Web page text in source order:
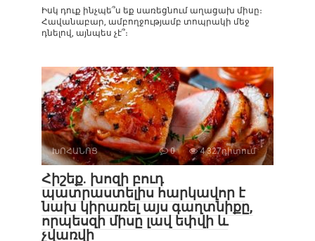
Իսկ դուք ինչպե՞ս եք սառեցնում աղացախ միսը։
Հավանաբար, ամբողջությամբ տոպրակի մեջ
դնելով, այնպես չէ՞։
ԽՈՀԱՆՈՑ 0 4 327դիտում
Հիշեք. խոզի բուդ
պատրաստելիս հարկավոր է
նախ կիրառել այս գաղտնիքը,
որպեսզի միսը լավ եփվի և
չվառվի